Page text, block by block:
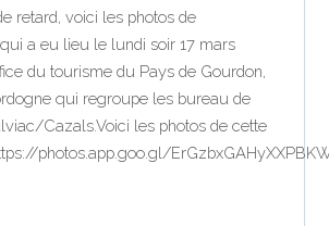
retard, voici les photos de
a eu lieu le lundi soir 17 mars
du tourisme du Pays de Gourdon,
qui regroupe les bureau de
Cazals.Voici les photos de cette
photos.app.goo.gl/